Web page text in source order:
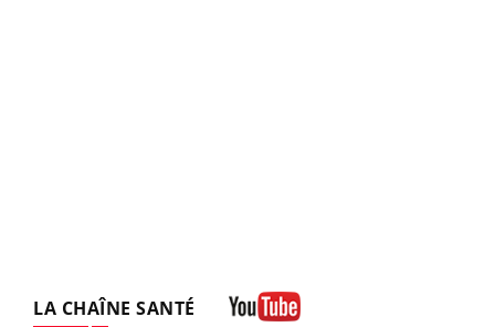
LA CHAÎNE SANTÉ